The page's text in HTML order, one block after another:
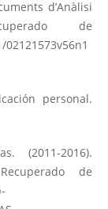
d’Anàlisi
de
personal.
(2011-2016).
de